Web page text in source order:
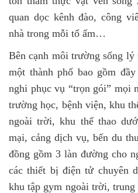
quan dọc kênh đào, công
nhà trong mỗi tổ ấm…
Bên cạnh môi trường sống
một thành phố bao gồm
nghi phục vụ “trọn gói” mọi
trường học, bệnh viện, khu
ngoài trời, khu thể thao
mại, cảng dịch vụ, bến du
đồng gồm 3 làn đường cho
các thiết bị điện tử chuyên
khu tập gym ngoài trời,